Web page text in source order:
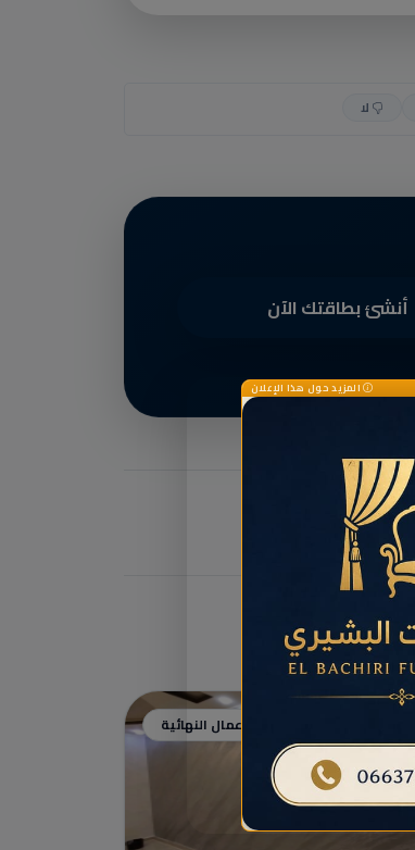
لا
أنشئ بطاقتك الآن
البناء والأعمال النهائية
المزيد حول هذا الإعلان